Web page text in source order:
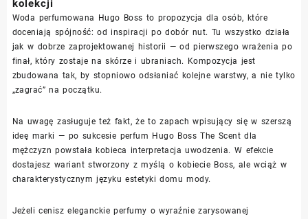
kolekcji
Woda perfumowana Hugo Boss to propozycja dla osób, które
doceniają spójność: od inspiracji po dobór nut. Tu wszystko działa
jak w dobrze zaprojektowanej historii — od pierwszego wrażenia po
finał, który zostaje na skórze i ubraniach. Kompozycja jest
zbudowana tak, by stopniowo odsłaniać kolejne warstwy, a nie tylko
„zagrać” na początku.
Na uwagę zasługuje też fakt, że to zapach wpisujący się w szerszą
ideę marki — po sukcesie perfum Hugo Boss The Scent dla
mężczyzn powstała kobieca interpretacja uwodzenia. W efekcie
dostajesz wariant stworzony z myślą o kobiecie Boss, ale wciąż w
charakterystycznym języku estetyki domu mody.
Jeżeli cenisz eleganckie perfumy o wyraźnie zarysowanej